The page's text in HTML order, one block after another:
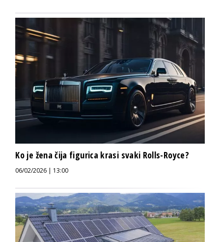
Ko je žena čija figurica krasi svaki Rolls-Royce?
06/02/2026 | 13:00